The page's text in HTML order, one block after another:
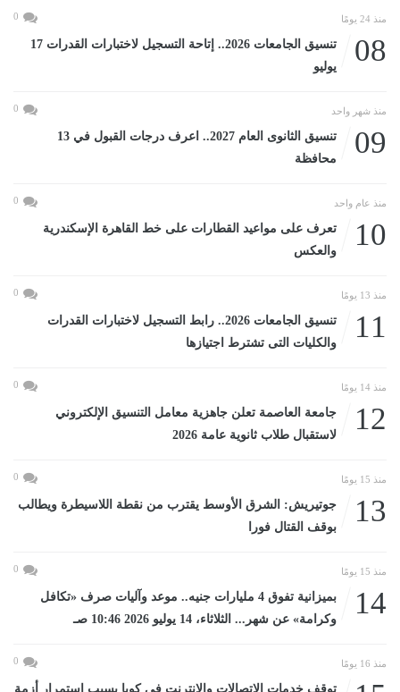
منذ 24 يومًا 0
08
تنسيق الجامعات 2026.. إتاحة التسجيل لاختبارات القدرات 17
يوليو
منذ شهر واحد 0
09
تنسيق الثانوى العام 2027.. اعرف درجات القبول في 13
محافظة
منذ عام واحد 0
10
تعرف على مواعيد القطارات على خط القاهرة الإسكندرية
والعكس
منذ 13 يومًا 0
11
تنسيق الجامعات 2026.. رابط التسجيل لاختبارات القدرات
والكليات التى تشترط اجتيازها
منذ 14 يومًا 0
12
جامعة العاصمة تعلن جاهزية معامل التنسيق الإلكتروني
لاستقبال طلاب ثانوية عامة 2026
منذ 15 يومًا 0
13
جوتيريش: الشرق الأوسط يقترب من نقطة اللاسيطرة ويطالب
بوقف القتال فورا
منذ 15 يومًا 0
14
بميزانية تفوق 4 مليارات جنيه.. موعد وآليات صرف «تكافل
وكرامة» عن شهر... الثلاثاء، 14 يوليو 2026 10:46 صـ
منذ 16 يومًا 0
توقف خدمات الاتصالات والإنترنت فى كوبا بسبب استمرار أزمة